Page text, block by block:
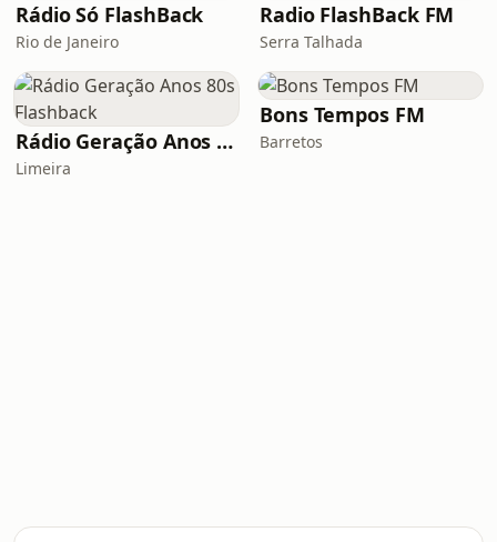
Rádio Só FlashBack
Rio de Janeiro
Radio FlashBack FM
Serra Talhada
Rádio Geração Anos 80s Flashback
Limeira
Bons Tempos FM
Barretos